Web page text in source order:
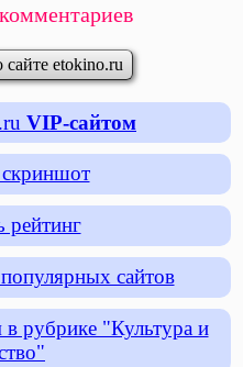
etokino.ru
VIP-сайтом
рейтинг
сайтов
рубрике "Культура и